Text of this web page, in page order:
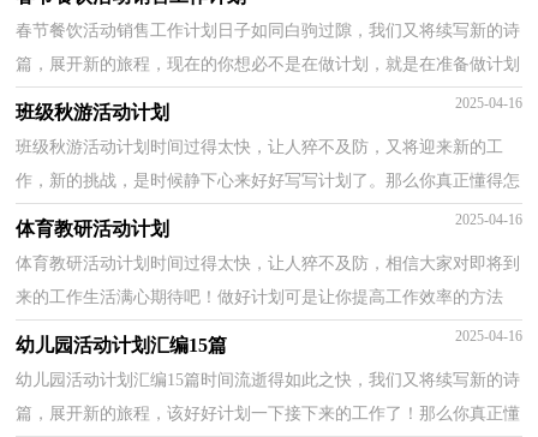
春节餐饮活动销售工作计划日子如同白驹过隙，我们又将续写新的诗
篇，展开新的旅程，现在的你想必不是在做计划，就是在准备做计划
吧。计划到底怎么拟定才合适呢？下面是小编精心整理的...
班级秋游活动计划 2025-04-16
班级秋游活动计划时间过得太快，让人猝不及防，又将迎来新的工
作，新的挑战，是时候静下心来好好写写计划了。那么你真正懂得怎
么写好计划吗？下面是小编帮大家整理的班级秋游活动计划...
体育教研活动计划 2025-04-16
体育教研活动计划时间过得太快，让人猝不及防，相信大家对即将到
来的工作生活满心期待吧！做好计划可是让你提高工作效率的方法
喔！那么计划怎么拟定才能发挥它最大的作用呢？下面是小...
幼儿园活动计划汇编15篇 2025-04-16
幼儿园活动计划汇编15篇时间流逝得如此之快，我们又将续写新的诗
篇，展开新的旅程，该好好计划一下接下来的工作了！那么你真正懂